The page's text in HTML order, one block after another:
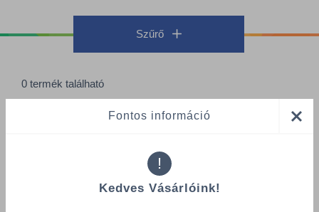
Szűrő
0 termék található
Fontos információ
!
Kedves Vásárlóink!